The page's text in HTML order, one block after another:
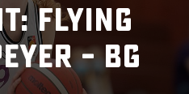
Flying
– BG